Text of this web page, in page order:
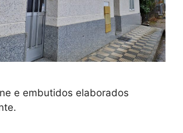
e embutidos elaborados